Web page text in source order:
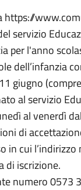
https://
servizio
per l'anno
dell’infanzia
giugno
al servizio
al venerdì
di
in cui
di iscrizione.
numero 0573